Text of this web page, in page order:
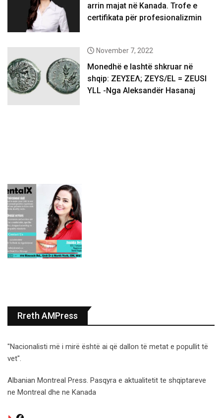
arrin majat në Kanada. Trofe e
certifikata për profesionalizmin
November 7, 2022
Monedhë e lashtë shkruar në
shqip: ΖΕΥΣΕΛ; ZEYS/EL = ZEUSI
YLL -Nga Aleksandër Hasanaj
Rreth AMPress
"Nacionalisti më i mirë është ai që dallon të metat e popullit të
vet".
Albanian Montreal Press. Pasqyra e aktualitetit te shqiptareve
ne Montreal dhe ne Kanada